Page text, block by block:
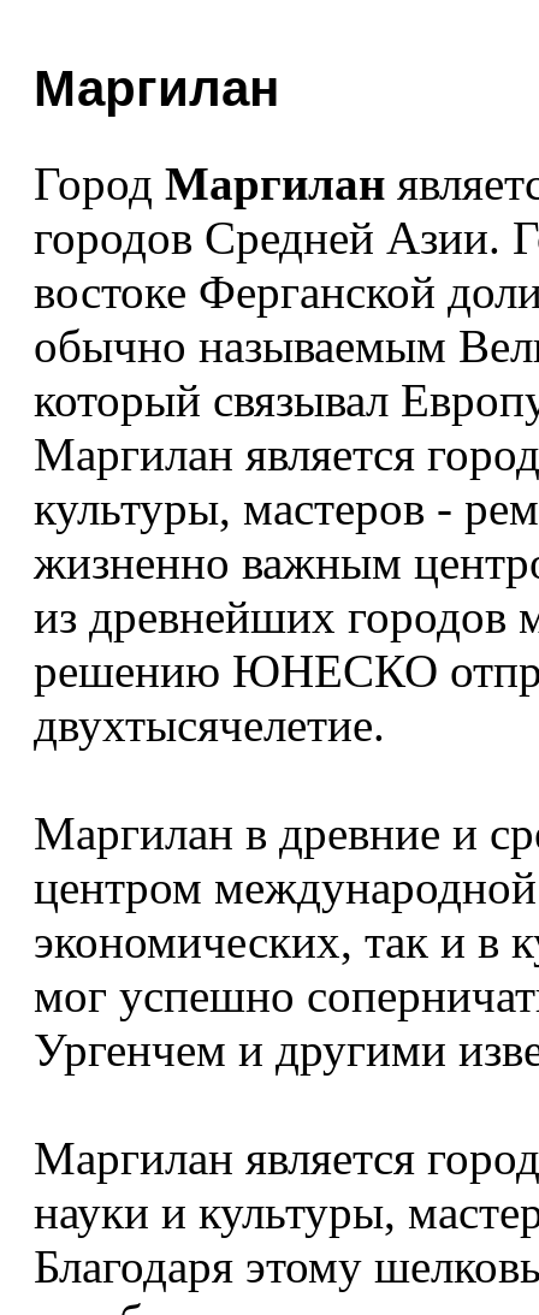
Маргилан
Город Маргилан
городов Средней Азии.
востоке Ферганской
обычно называемым
который связывал
Маргилан является
культуры, мастеров -
жизненно важным
из древнейших городов
решению ЮНЕСКО
двухтысячелетие.
Маргилан в древние и
центром
экономических, так и в
мог успешно
Ургенчем и другими
Маргилан является
науки и культуры,
Благодаря этому